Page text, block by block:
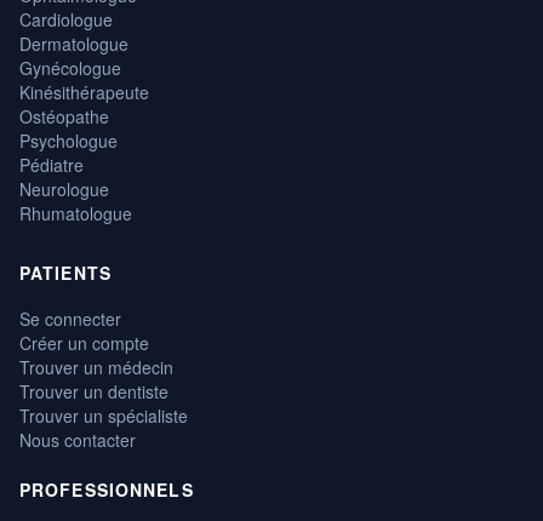
Cardiologue
Dermatologue
Gynécologue
Kinésithérapeute
Ostéopathe
Psychologue
Pédiatre
Neurologue
Rhumatologue
PATIENTS
Se connecter
Créer un compte
Trouver un médecin
Trouver un dentiste
Trouver un spécialiste
Nous contacter
PROFESSIONNELS